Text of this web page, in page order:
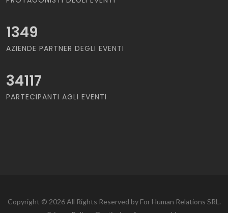
1349
AZIENDE PARTNER DEGLI EVENTI
34117
PARTECIPANTI AGLI EVENTI
Copyright © 2026 All Rights Reserved by For Human Relations SRL.